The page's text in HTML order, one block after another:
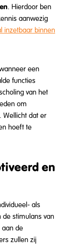
. Hierdoor ben
aanwezig
inzetbaar binnen
een
functies
van het
om
Wellicht dat er
hoeft te
en
als
de stimulans van
aan de
zullen zij